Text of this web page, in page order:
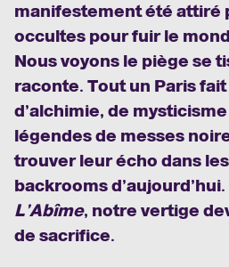
manifestement été attiré
occultes pour fuir le
Nous voyons le piège se
raconte. Tout un Paris
d’alchimie, de
légendes de messes
trouver leur écho dans
backrooms
L’Abîme, notre vertige
de sacrifice.